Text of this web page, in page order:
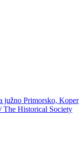
južno Primorsko, Koper
The Historical Society